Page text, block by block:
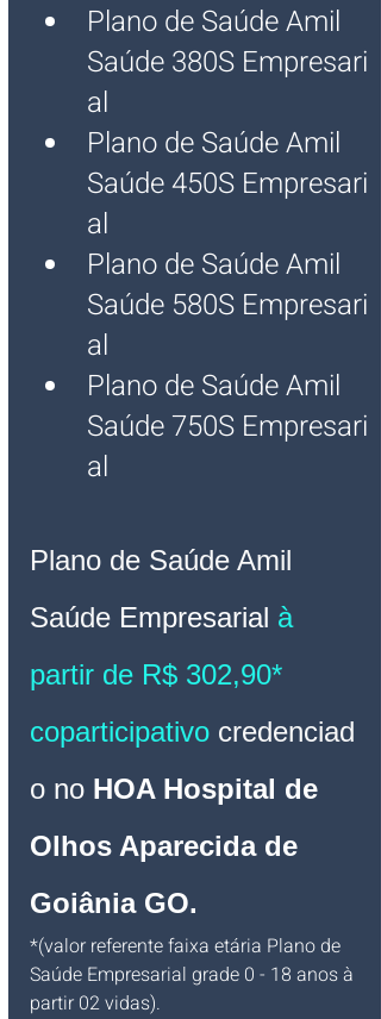
Plano de Saúde Amil
Saúde 380S Empresari
al
Plano de Saúde Amil
Saúde 450S Empresari
al
Plano de Saúde Amil
Saúde 580S Empresari
al
Plano de Saúde Amil
Saúde 750S Empresari
al
Plano de Saúde Amil
Saúde Empresarial à
partir de R$ 302,90*
coparticipativo credenciad
o no HOA Hospital de
Olhos Aparecida de
Goiânia GO.
*(valor referente faixa etária Plano de
Saúde Empresarial grade 0 - 18 anos à
partir 02 vidas).